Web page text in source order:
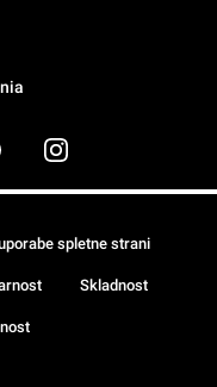
spletne strani
Skladnost